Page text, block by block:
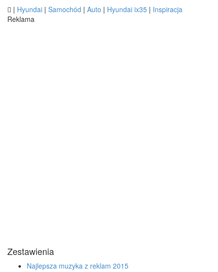
 | Hyundai | Samochód | Auto | Hyundai ix35 | Inspiracja
Reklama
Zestawienia
Najlepsza muzyka z reklam 2015